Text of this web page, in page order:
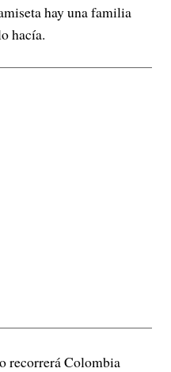
hay una familia
hacía.
recorrerá Colombia